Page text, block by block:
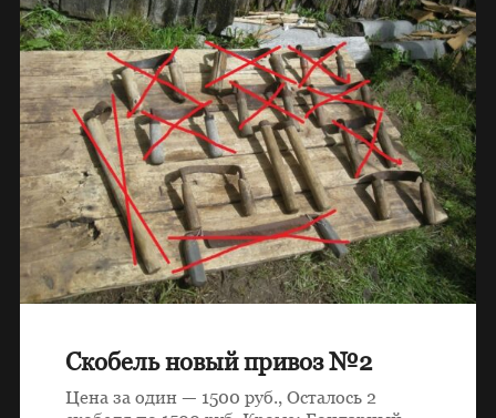
Скобель новый привоз №2
Цена за один — 1500 руб., Осталось 2